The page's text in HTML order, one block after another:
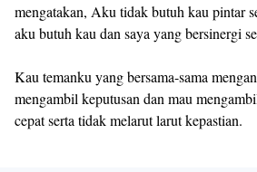
mengatakan, Aku tidak butuh kau pintar
aku butuh kau dan saya yang bersinergi
Kau temanku yang bersama-sama
mengambil keputusan dan mau
cepat serta tidak melarut larut kepastian.